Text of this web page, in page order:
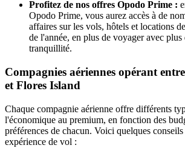
Profitez de nos offres Opodo Prime :
Opodo Prime, vous aurez accès à de
affaires sur les vols, hôtels et locations
de l'année, en plus de voyager avec
tranquillité.
Compagnies aériennes opérant
et Flores Island
Chaque compagnie aérienne offre différents
l'économique au premium, en fonction des
préférences de chacun. Voici quelques
expérience de vol :